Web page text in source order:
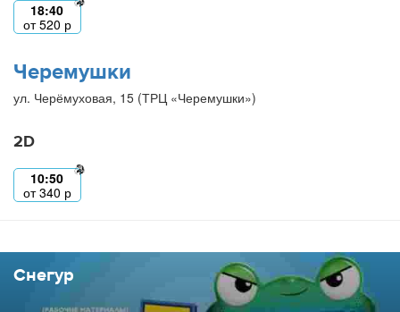
18:40
от520 р
Черемушки
ул. Черёмуховая, 15 (ТРЦ «Черемушки»)
2D
10:50
от340 р
Снегур